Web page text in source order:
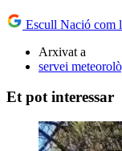
Escull Nació com
Arxivat a
servei
Et pot interessar